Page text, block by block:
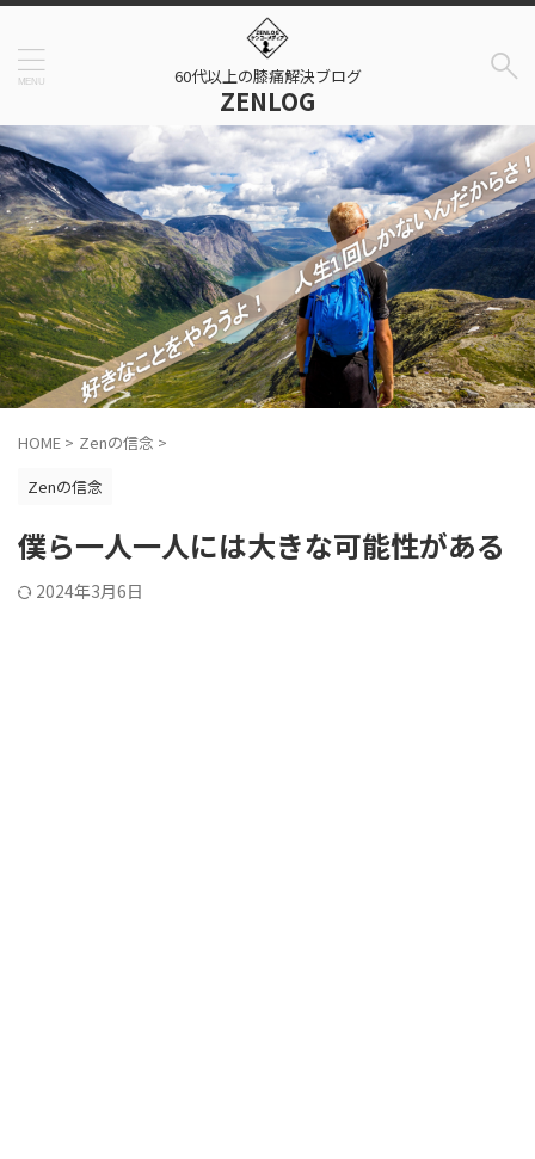
60代以上の膝痛解決ブログ
ZENLOG
HOME > Zenの信念 >
Zenの信念
僕ら一人一人には大きな可能性がある
2024年3月6日